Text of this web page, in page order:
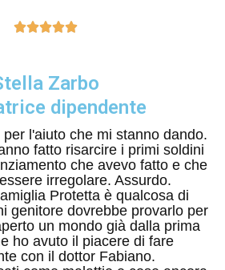

Zarbo
dipendente
l'aiuto che mi stanno dando.
fatto risarcire i primi soldini
che avevo fatto e che
irregolare. Assurdo.
Protetta è qualcosa di
genitore dovrebbe provarlo per
un mondo già dalla prima
ho avuto il piacere di fare
con il dottor Fabiano.